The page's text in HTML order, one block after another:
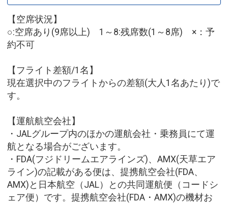
【空席状況】
○:空席あり(9席以上) 1～8:残席数(1～8席) ×：予
約不可
【フライト差額/1名】
現在選択中のフライトからの差額(大人1名あたり)で
す。
【運航航空会社】
・JALグループ内のほかの運航会社・乗務員にて運
航となる場合がございます。
・FDA(フジドリームエアラインズ)、AMX(天草エア
ライン)の記載がある便は、提携航空会社(FDA、
AMX)と日本航空（JAL）との共同運航便（コードシ
ェア便）です。提携航空会社(FDA・AMX)の機材お